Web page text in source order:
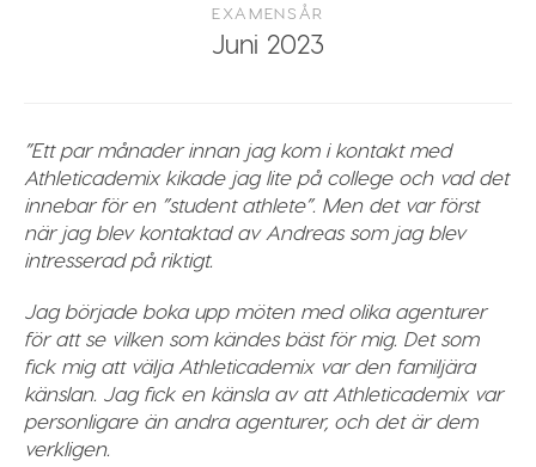
EXAMENSÅR
Juni 2023
”Ett par månader innan jag kom i kontakt med
Athleticademix kikade jag lite på college och vad det
innebar för en ”student athlete”. Men det var först
när jag blev kontaktad av Andreas som jag blev
intresserad på riktigt.
Jag började boka upp möten med olika agenturer
för att se vilken som kändes bäst för mig. Det som
fick mig att välja Athleticademix var den familjära
känslan. Jag fick en känsla av att Athleticademix var
personligare än andra agenturer, och det är dem
verkligen.